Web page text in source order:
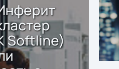
Softline)